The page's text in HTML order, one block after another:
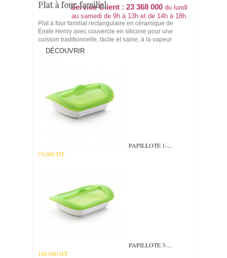
Service Client : 23 368 000du lundi
au samedi de 9h à 13h et de 14h à 18h
Plat à four familial
Plat à four familial rectangulaire en céramique de
Émile Henry avec couvercle en silicone pour une
cuisson traditionnelle, facile et saine, à la vapeur.
DÉCOUVRIR
PAPILLOTE 1-...
73,000 DT
PAPILLOTE 3-...
108,000 DT